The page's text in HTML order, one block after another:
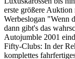
erste größere
Werbeslogan "Wenn
dann gibt's das
Autojumble 2001
Fifty-Clubs: In der
komplettes